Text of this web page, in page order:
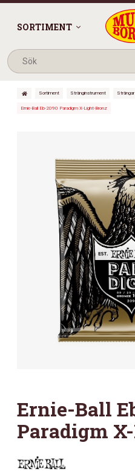
SORTIMENT
Sortiment Stränginstrument Strängar
Ernie-Ball Eb-2090 Paradigm X-Light-Bronz
Ernie-Ball
Paradigm